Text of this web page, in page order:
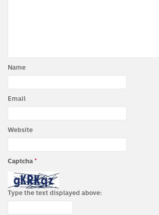
Name
Email
Website
Captcha*
Type the text displayed above: